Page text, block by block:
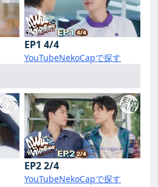
EP1 4/4
YouTubeNekoCapで探す
EP2 2/4
YouTubeNekoCapで探す